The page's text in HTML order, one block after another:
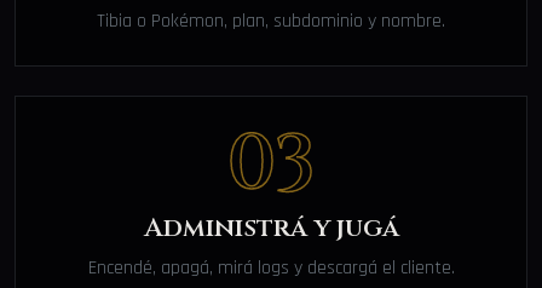
Tibia o Pokémon, plan, subdominio y nombre.
03
Administrá y jugá
Encendé, apagá, mirá logs y descargá el cliente.